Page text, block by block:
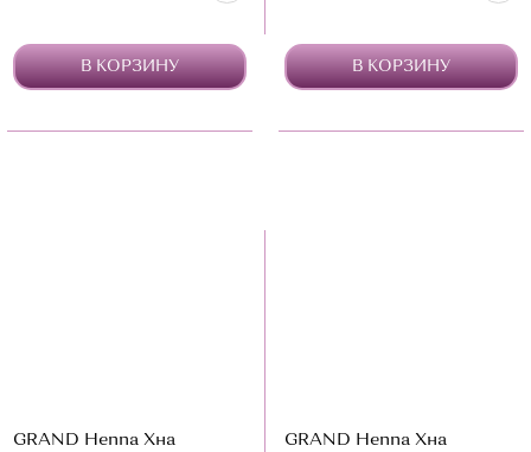
В КОРЗИНУ В КОРЗИНУ
GRAND Henna Хна
GRAND Henna Хна